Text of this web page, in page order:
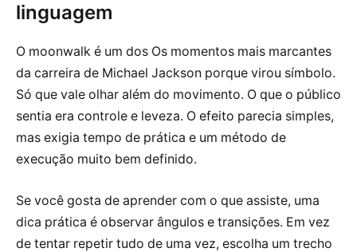
linguagem
O moonwalk é um dos Os momentos mais marcantes
da carreira de Michael Jackson porque virou símbolo.
Só que vale olhar além do movimento. O que o público
sentia era controle e leveza. O efeito parecia simples,
mas exigia tempo de prática e um método de
execução muito bem definido.
Se você gosta de aprender com o que assiste, uma
dica prática é observar ângulos e transições. Em vez
de tentar repetir tudo de uma vez, escolha um trecho